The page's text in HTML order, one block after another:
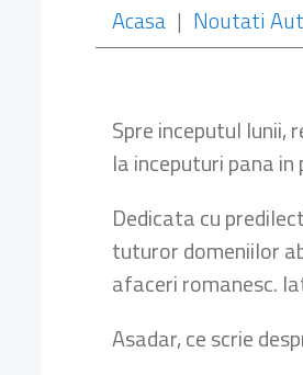
Acasa | Noutati
Spre inceputul lunii,
la inceputuri pana in
Dedicata cu
tuturor domeniilor
afaceri romanesc.
Asadar, ce scrie